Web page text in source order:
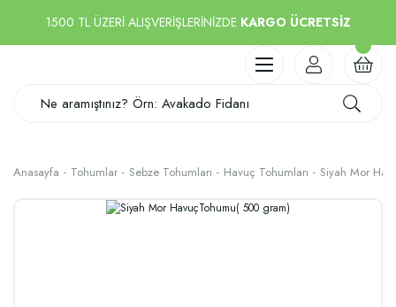
1500 TL ÜZERİ ALIŞVERİŞLERİNİZDE KARGO ÜCRETSİZ
Anasayfa Tohumlar Sebze Tohumları Havuç Tohumları Siyah Mor